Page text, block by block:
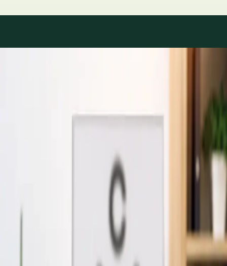
disponíveis
família na nossa rede em Portugal. Perfis actualizados à
General
Consulta de Clínica Geral Online em Portugal
Fale com um médico registado na Ordem dos